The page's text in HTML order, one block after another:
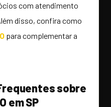
com atendimento
disso, confira como
para complementar a
sobre
em SP